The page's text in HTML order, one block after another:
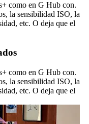
como en G Hub con.
la sensibilidad ISO, la
etc. O deja que el
como en G Hub con.
la sensibilidad ISO, la
etc. O deja que el